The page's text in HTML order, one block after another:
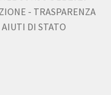
- TRASPARENZA
DI STATO